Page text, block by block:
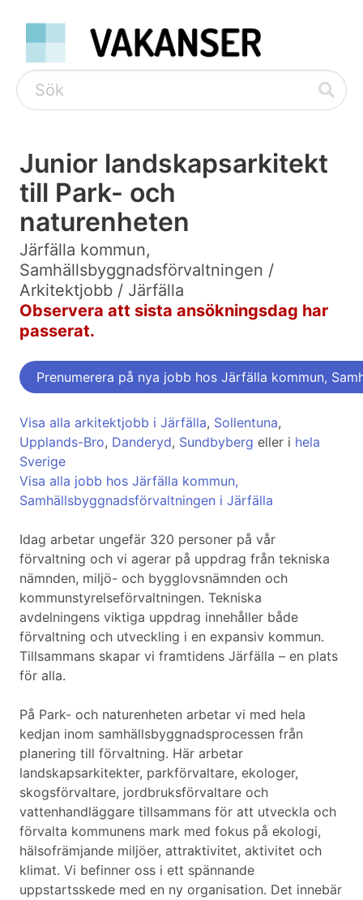
Junior landskapsarkitekt
till Park- och
naturenheten
Järfälla kommun,
Samhällsbyggnadsförvaltningen /
Arkitektjobb / Järfälla
Observera att sista ansökningsdag har
passerat.
Prenumerera på nya jobb hos Järfälla kommun,
Visa alla arkitektjobb i Järfälla, Sollentuna,
Upplands-Bro, Danderyd, Sundbyberg eller i hela
Sverige
Visa alla jobb hos Järfälla kommun,
Samhällsbyggnadsförvaltningen i Järfälla
Idag arbetar ungefär 320 personer på vår
förvaltning och vi agerar på uppdrag från tekniska
nämnden, miljö- och bygglovsnämnden och
kommunstyrelseförvaltningen. Tekniska
avdelningens viktiga uppdrag innehåller både
förvaltning och utveckling i en expansiv kommun.
Tillsammans skapar vi framtidens Järfälla – en plats
för alla.
På Park- och naturenheten arbetar vi med hela
kedjan inom samhällsbyggnadsprocessen från
planering till förvaltning. Här arbetar
landskapsarkitekter, parkförvaltare, ekologer,
skogsförvaltare, jordbruksförvaltare och
vattenhandläggare tillsammans för att utveckla och
förvalta kommunens mark med fokus på ekologi,
hälsofrämjande miljöer, attraktivitet, aktivitet och
klimat. Vi befinner oss i ett spännande
uppstartsskede med en ny organisation. Det innebär